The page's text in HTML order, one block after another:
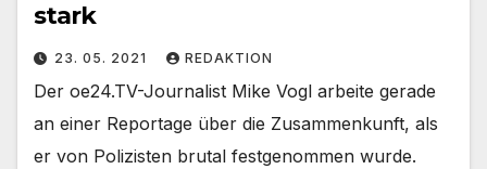
stark
23. 05. 2021 REDAKTION
Der oe24.TV-Journalist Mike Vogl arbeite gerade
an einer Reportage über die Zusammenkunft, als
er von Polizisten brutal festgenommen wurde.